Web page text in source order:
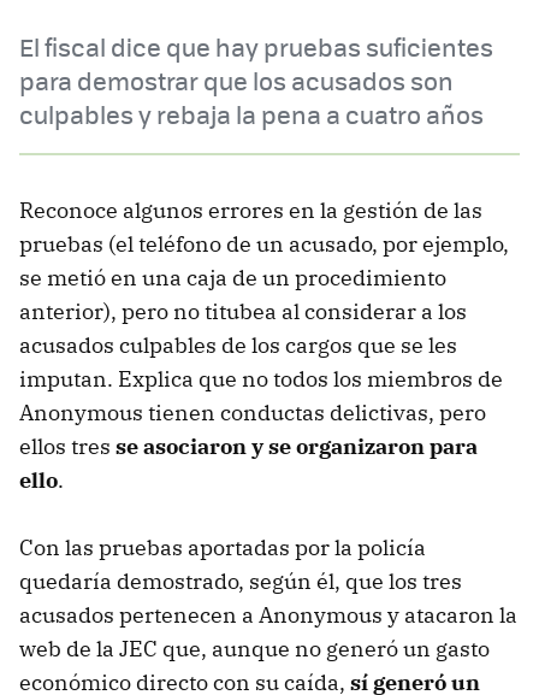
El fiscal dice que hay pruebas suficientes
para demostrar que los acusados son
culpables y rebaja la pena a cuatro años
Reconoce algunos errores en la gestión de las
pruebas (el teléfono de un acusado, por ejemplo,
se metió en una caja de un procedimiento
anterior), pero no titubea al considerar a los
acusados culpables de los cargos que se les
imputan. Explica que no todos los miembros de
Anonymous tienen conductas delictivas, pero
ellos tres se asociaron y se organizaron para
ello.
Con las pruebas aportadas por la policía
quedaría demostrado, según él, que los tres
acusados pertenecen a Anonymous y atacaron la
web de la JEC que, aunque no generó un gasto
económico directo con su caída, sí generó un